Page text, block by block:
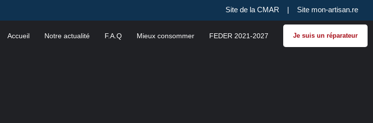
Site de la CMAR | Site mon-artisan.re
Accueil Notre actualité F.A.Q Mieux consommer FEDER 2021-2027 Je suis un réparateur